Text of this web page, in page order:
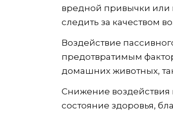
вредной привычки или
следить за качеством
Воздействие
предотвратимым
домашних животных,
Снижение воздействия
состояние здоровья,